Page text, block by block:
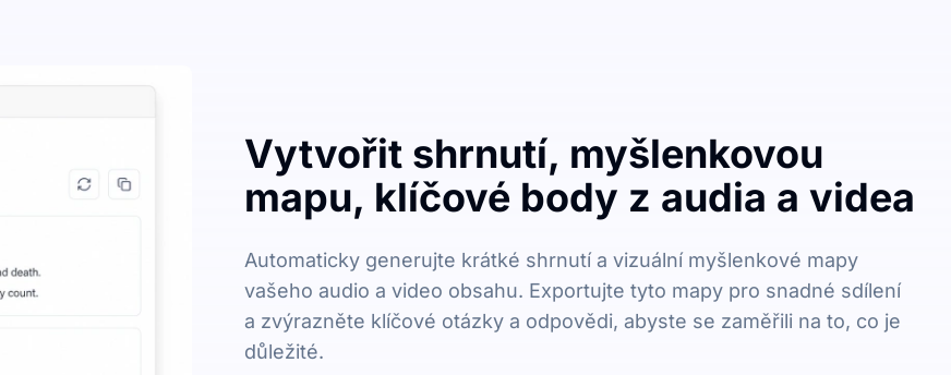
Vytvořit shrnutí, myšlenkovou
mapu, klíčové body z audia a videa
Automaticky generujte krátké shrnutí a vizuální myšlenkové mapy
vašeho audio a video obsahu. Exportujte tyto mapy pro snadné sdílení
a zvýrazněte klíčové otázky a odpovědi, abyste se zaměřili na to, co je
důležité.